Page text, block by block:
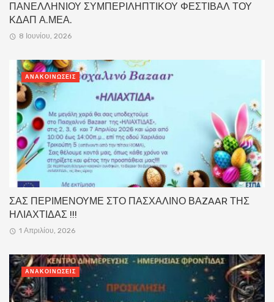
ΠΑΝΕΛΛΗΝΙΟΥ ΣΥΜΠΕΡΙΛΗΠΤΙΚΟΥ ΦΕΣΤΙΒΑΛ ΤΟΥ
ΚΔΑΠ Α.ΜΕΑ.
8 Ιουνίου, 2026
ΣΑΣ ΠΕΡΙΜΕΝΟΥΜΕ ΣΤΟ ΠΑΣΧΑΛΙΝΟ ΒΑZAAR ΤΗΣ
ΗΛΙΑΧΤΙΔΑΣ !!!
1 Απριλίου, 2026
ΑΝΑΚΟΙΝΏΣΕΙΣ
ΑΝΑΚΟΙΝΏΣΕΙΣ